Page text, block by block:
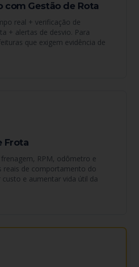
com Gestão de Rota
real + verificação de
+ alertas de desvio. Para
que exigem evidência de
Frota
RPM, odômetro e
de comportamento do
e aumentar vida útil da